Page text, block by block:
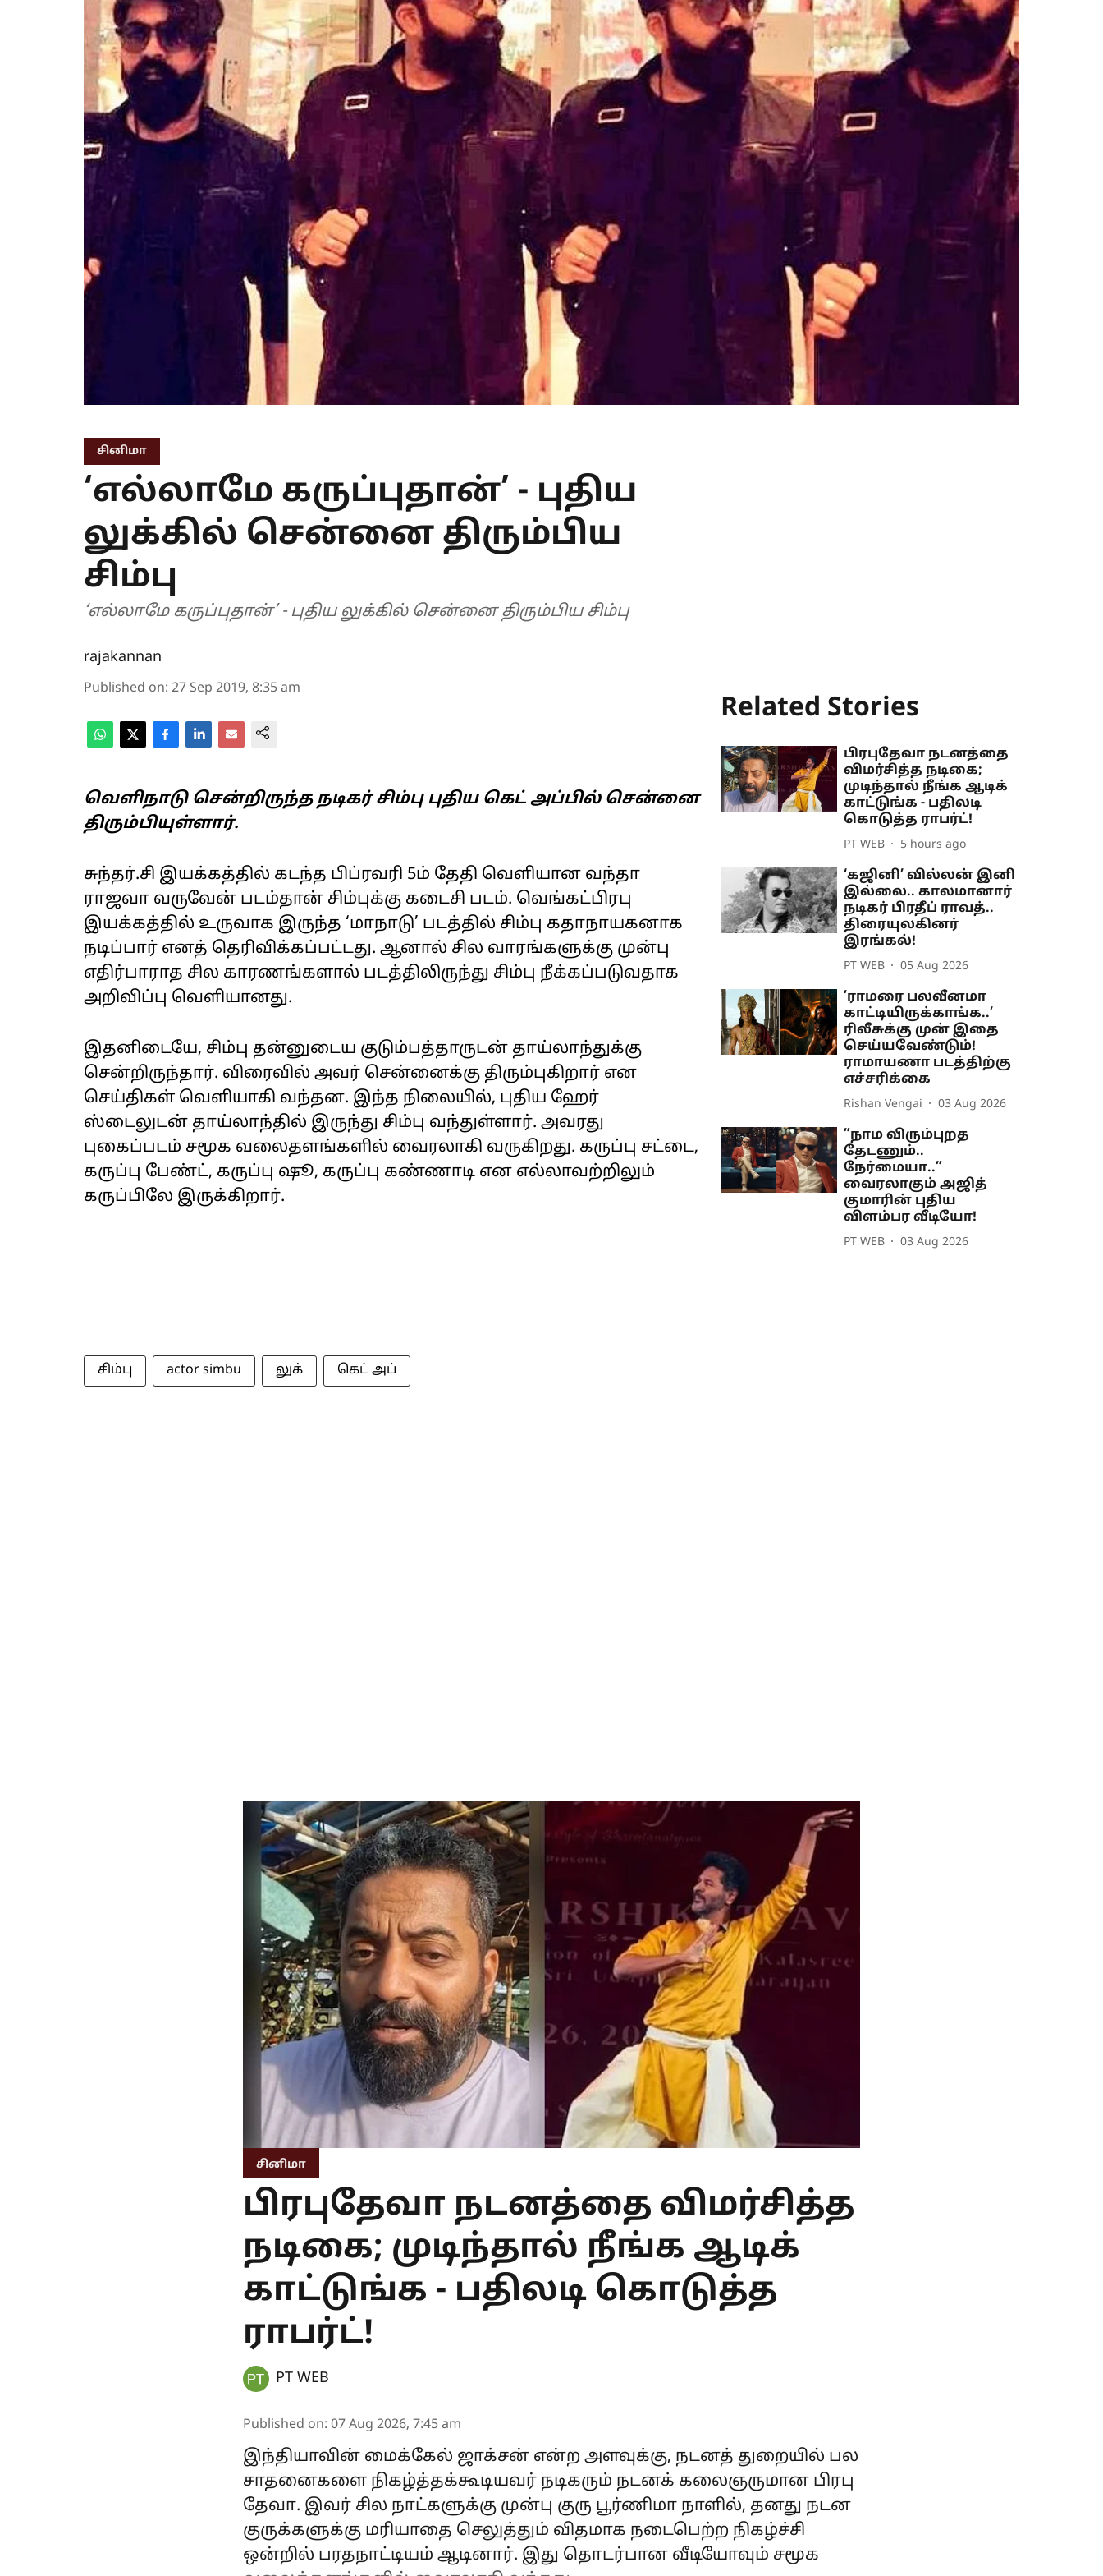
சினிமா
‘எல்லாமே கருப்புதான்’ - புதிய
லுக்கில் சென்னை திரும்பிய
சிம்பு
‘எல்லாமே கருப்புதான்’ - புதிய லுக்கில் சென்னை திரும்பிய சிம்பு
rajakannan
Published on: 27 Sep 2019, 8:35 am
வெளிநாடு சென்றிருந்த நடிகர் சிம்பு புதிய கெட் அப்பில் சென்னை
திரும்பியுள்ளார்.
சுந்தர்.சி இயக்கத்தில் கடந்த பிப்ரவரி 5ம் தேதி வெளியான வந்தா
ராஜவா வருவேன் படம்தான் சிம்புக்கு கடைசி படம். வெங்கட்பிரபு
இயக்கத்தில் உருவாக இருந்த ‘மாநாடு’ படத்தில் சிம்பு கதாநாயகனாக
நடிப்பார் எனத் தெரிவிக்கப்பட்டது. ஆனால் சில வாரங்களுக்கு முன்பு
எதிர்பாராத சில காரணங்களால் படத்திலிருந்து சிம்பு நீக்கப்படுவதாக
அறிவிப்பு வெளியானது.
இதனிடையே, சிம்பு தன்னுடைய குடும்பத்தாருடன் தாய்லாந்துக்கு
சென்றிருந்தார். விரைவில் அவர் சென்னைக்கு திரும்புகிறார் என
செய்திகள் வெளியாகி வந்தன. இந்த நிலையில், புதிய ஹேர்
ஸ்டைலுடன் தாய்லாந்தில் இருந்து சிம்பு வந்துள்ளார். அவரது
புகைப்படம் சமூக வலைதளங்களில் வைரலாகி வருகிறது. கருப்பு சட்டை,
கருப்பு பேண்ட், கருப்பு ஷூ, கருப்பு கண்ணாடி என எல்லாவற்றிலும்
கருப்பிலே இருக்கிறார்.
சிம்பு actor simbu லுக் கெட் அப்
Related Stories
பிரபுதேவா நடனத்தை
விமர்சித்த நடிகை;
முடிந்தால் நீங்க ஆடிக்
காட்டுங்க - பதிலடி
கொடுத்த ராபர்ட்!
PT WEB 5 hours ago
‘கஜினி’ வில்லன் இனி
இல்லை.. காலமானார்
நடிகர் பிரதீப் ராவத்..
திரையுலகினர்
இரங்கல்!
PT WEB 05 Aug 2026
’ராமரை பலவீனமா
காட்டியிருக்காங்க..’
ரிலீசுக்கு முன் இதை
செய்யவேண்டும்!
ராமாயணா படத்திற்கு
எச்சரிக்கை
Rishan Vengai 03 Aug 2026
”நாம விரும்புறத
தேடணும்..
நேர்மையா..”
வைரலாகும் அஜித்
குமாரின் புதிய
விளம்பர வீடியோ!
PT WEB 03 Aug 2026
சினிமா
பிரபுதேவா நடனத்தை விமர்சித்த
நடிகை; முடிந்தால் நீங்க ஆடிக்
காட்டுங்க - பதிலடி கொடுத்த
ராபர்ட்!
PT WEB
Published on: 07 Aug 2026, 7:45 am
இந்தியாவின் மைக்கேல் ஜாக்சன் என்ற அளவுக்கு, நடனத் துறையில் பல
சாதனைகளை நிகழ்த்தக்கூடியவர் நடிகரும் நடனக் கலைஞருமான பிரபு
தேவா. இவர் சில நாட்களுக்கு முன்பு குரு பூர்ணிமா நாளில், தனது நடன
குருக்களுக்கு மரியாதை செலுத்தும் விதமாக நடைபெற்ற நிகழ்ச்சி
ஒன்றில் பரதநாட்டியம் ஆடினார். இது தொடர்பான வீடியோவும் சமூக